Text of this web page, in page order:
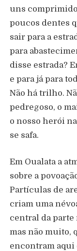
uns
poucos dentes
sair para a
para
disse estrada?
e para já para
Não há trilho.
pedregoso, o
o nosso herói
se safa.
Em Oualata a
sobre a
Partículas de
criam uma
central da parte
mas não muito,
encontram